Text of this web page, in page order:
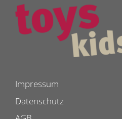
Impressum
Datenschutz